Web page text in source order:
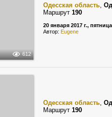
612
Одесская область,
Маршрут 190
20 января 2017 г., пятница
Автор: Eugene
Одесская область,
Маршрут 190